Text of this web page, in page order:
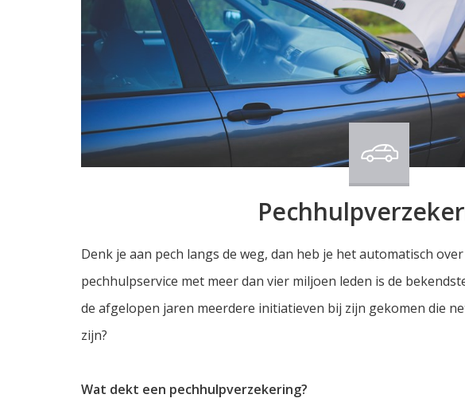
Denk je aan pech langs de weg, dan heb je het automatisch
pechhulpservice met meer dan vier miljoen leden is de
de afgelopen jaren meerdere initiatieven bij zijn gekomen die
zijn?
Wat dekt een pechhulpverzekering?